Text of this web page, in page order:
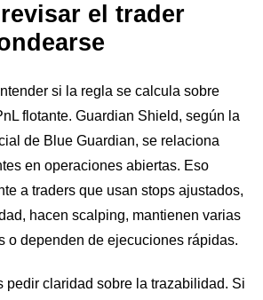
el trader
si la regla se calcula sobre
flotante. Guardian Shield, según la
de Blue Guardian, se relaciona
en operaciones abiertas. Eso
a traders que usan stops ajustados,
hacen scalping, mantienen varias
o dependen de ejecuciones rápidas.
pedir claridad sobre la trazabilidad. Si